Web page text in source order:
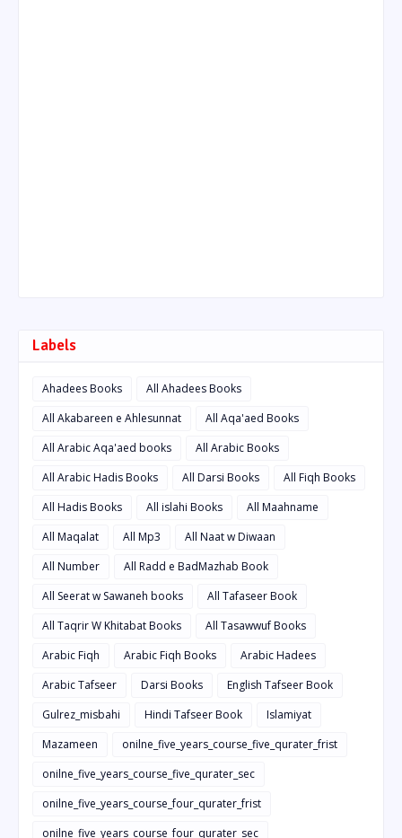
Labels
Ahadees Books
All Ahadees Books
All Akabareen e Ahlesunnat
All Aqa'aed Books
All Arabic Aqa'aed books
All Arabic Books
All Arabic Hadis Books
All Darsi Books
All Fiqh Books
All Hadis Books
All islahi Books
All Maahname
All Maqalat
All Mp3
All Naat w Diwaan
All Number
All Radd e BadMazhab Book
All Seerat w Sawaneh books
All Tafaseer Book
All Taqrir W Khitabat Books
All Tasawwuf Books
Arabic Fiqh
Arabic Fiqh Books
Arabic Hadees
Arabic Tafseer
Darsi Books
English Tafseer Book
Gulrez_misbahi
Hindi Tafseer Book
Islamiyat
Mazameen
onilne_five_years_course_five_qurater_frist
onilne_five_years_course_five_qurater_sec
onilne_five_years_course_four_qurater_frist
onilne_five_years_course_four_qurater_sec